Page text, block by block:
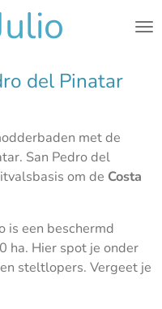
del Pinatar
met de
San Pedro del
om de Costa
is een beschermd
ha. Hier spot je onder
steltlopers. Vergeet je